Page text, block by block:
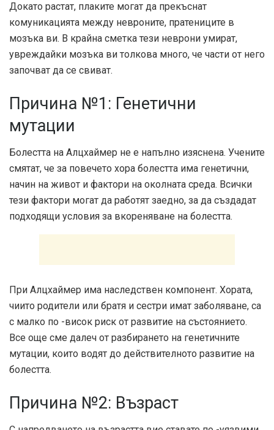
Докато растат, плаките могат да прекъснат
комуникацията между невроните, пратениците в
мозъка ви. В крайна сметка тези неврони умират,
увреждайки мозъка ви толкова много, че части от него
започват да се свиват.
Причина №1: Генетични
мутации
Болестта на Алцхаймер не е напълно изяснена. Учените
смятат, че за повечето хора болестта има генетични,
начин на живот и фактори на околната среда. Всички
тези фактори могат да работят заедно, за да създадат
подходящи условия за вкореняване на болестта.
При Алцхаймер има наследствен компонент. Хората,
чиито родители или братя и сестри имат заболяване, са
с малко по -висок риск от развитие на състоянието.
Все още сме далеч от разбирането на генетичните
мутации, които водят до действителното развитие на
болестта.
Причина №2: Възраст